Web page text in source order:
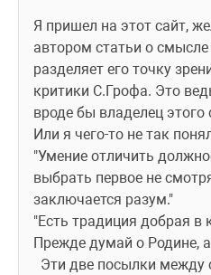
Я пришел на этот сайт,
автором статьи о
разделяет его точку
критики С.Грофа. Это
вроде бы владелец этого
Или я чего-то не так
"Умение отличить
выбрать первое не
заключается разум."
"Есть традиция добрая в
Прежде думай о Родине,